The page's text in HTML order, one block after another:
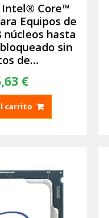
Intel® Core™
Equipos de
núcleos hasta
sin
de…
€
carrito